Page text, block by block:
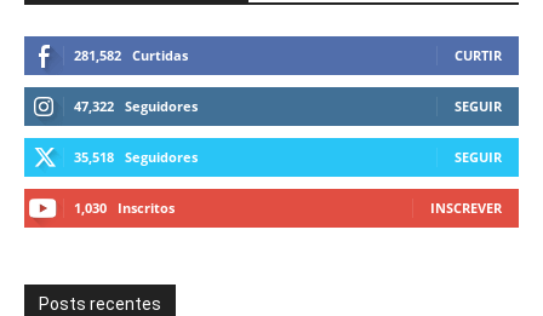
281,582 Curtidas CURTIR
47,322 Seguidores SEGUIR
35,518 Seguidores SEGUIR
1,030 Inscritos INSCREVER
Posts recentes